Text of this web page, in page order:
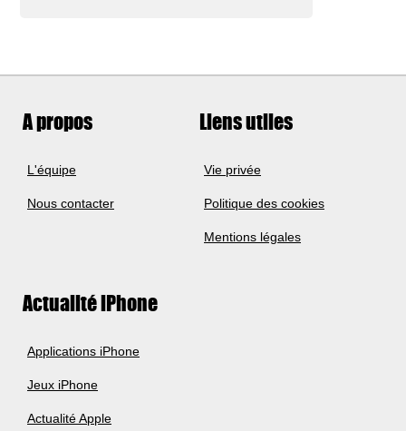
A propos
L'équipe
Nous contacter
Liens utiles
Vie privée
Politique des cookies
Mentions légales
Actualité iPhone
Applications iPhone
Jeux iPhone
Actualité Apple